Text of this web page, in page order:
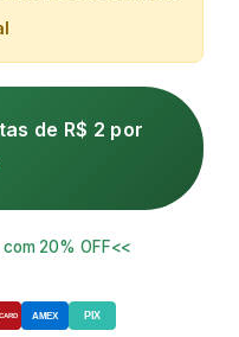
de R$ 2 por
20% OFF<<
AMEX PIX